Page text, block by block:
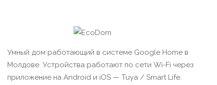
Умный дом работающий в системе Google Home в
Молдове. Устройства работают по сети Wi-Fi через
приложение на Android и iOS — Tuya / Smart Life.